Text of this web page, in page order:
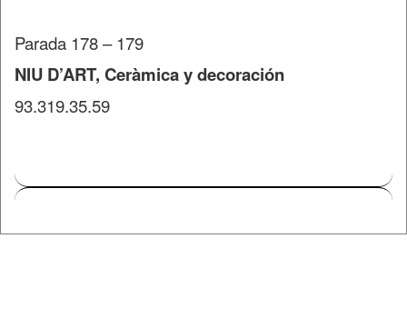
Parada 178 – 179
NIU D’ART, Ceràmica y decoración
93.319.35.59